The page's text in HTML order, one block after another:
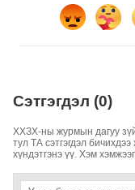
Сэтгэгдэл (0)
ХХЗХ-ны журмын дагуу зүй
тул ТА сэтгэгдэл
хүндэтгэнэ үү. Хэм